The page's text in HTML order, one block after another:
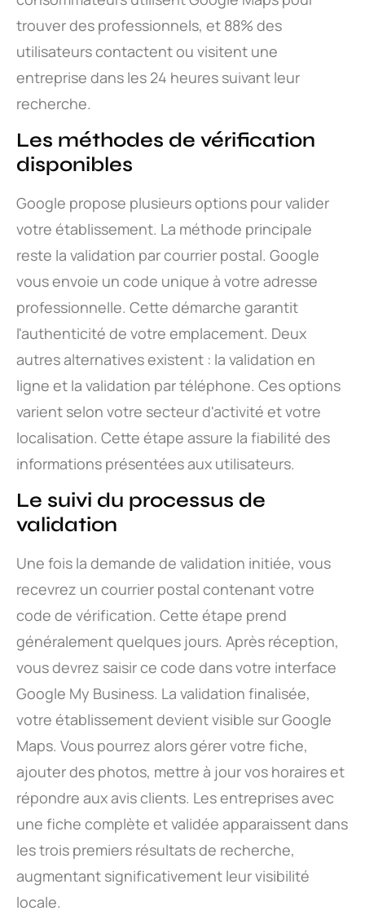
trouver des professionnels, et 88% des
utilisateurs contactent ou visitent une
entreprise dans les 24 heures suivant leur
recherche.
Les méthodes de vérification
disponibles
Google propose plusieurs options pour valider
votre établissement. La méthode principale
reste la validation par courrier postal. Google
vous envoie un code unique à votre adresse
professionnelle. Cette démarche garantit
l'authenticité de votre emplacement. Deux
autres alternatives existent : la validation en
ligne et la validation par téléphone. Ces options
varient selon votre secteur d'activité et votre
localisation. Cette étape assure la fiabilité des
informations présentées aux utilisateurs.
Le suivi du processus de
validation
Une fois la demande de validation initiée, vous
recevrez un courrier postal contenant votre
code de vérification. Cette étape prend
généralement quelques jours. Après réception,
vous devrez saisir ce code dans votre interface
Google My Business. La validation finalisée,
votre établissement devient visible sur Google
Maps. Vous pourrez alors gérer votre fiche,
ajouter des photos, mettre à jour vos horaires et
répondre aux avis clients. Les entreprises avec
une fiche complète et validée apparaissent dans
les trois premiers résultats de recherche,
augmentant significativement leur visibilité
locale.